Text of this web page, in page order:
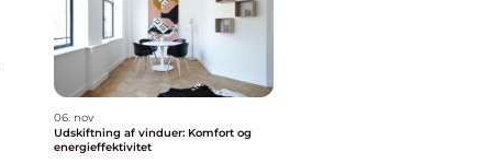
06. nov
Udskiftning af vinduer: Komfort og
energieffektivitet